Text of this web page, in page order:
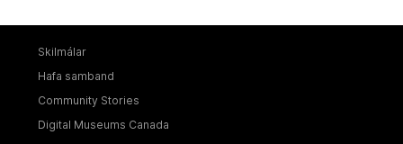
Skilmálar
Hafa samband
Community Stories
Digital Museums Canada